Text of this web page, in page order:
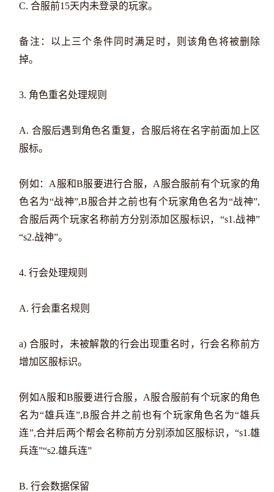
C. 合服前15天内未登录的玩家。
备注：以上三个条件同时满足时，则该角色将被删除
掉。
3. 角色重名处理规则
A. 合服后遇到角色名重复，合服后将在名字前面加上区
服标。
例如：A服和B服要进行合服，A服合服前有个玩家的角
色名为“战神”,B服合并之前也有个玩家角色名为“战神”,
合服后两个玩家名称前方分别添加区服标识，“s1.战神”
“s2.战神”。
4. 行会处理规则
A. 行会重名规则
a) 合服时，未被解散的行会出现重名时，行会名称前方
增加区服标识。
例如A服和B服要进行合服，A服合服前有个玩家的角色
名为“雄兵连”,B服合并之前也有个玩家角色名为“雄兵
连”,合并后两个帮会名称前方分别添加区服标识，“s1.雄
兵连”“s2.雄兵连”
B. 行会数据保留